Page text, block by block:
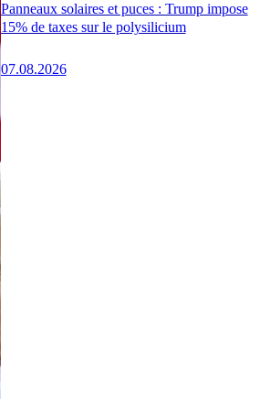
Panneaux solaires et puces : Trump impose
15% de taxes sur le polysilicium
07.08.2026